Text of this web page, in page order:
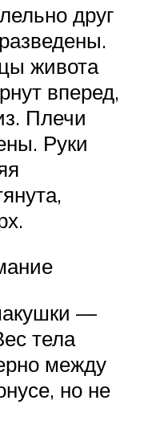
друг
живота
вперед,
Плечи
Руки
—
тела
между
но не